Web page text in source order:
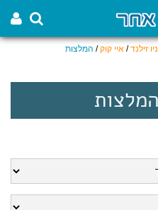
ניו זילנד/ איי קוק/ המלצות